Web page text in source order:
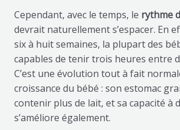
Cependant, avec le temps, le rythme
devrait naturellement s’espacer. En
six à huit semaines, la plupart des
capables de tenir trois heures entre
C’est une évolution tout à fait
croissance du bébé : son estomac
contenir plus de lait, et sa capacité à
s’améliore également.